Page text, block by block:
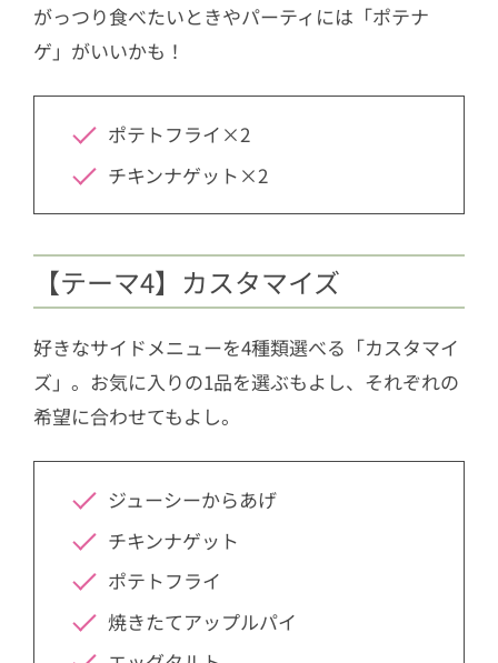
がっつり食べたいときやパーティには「ポテナ
ゲ」がいいかも！
ポテトフライ×2
チキンナゲット×2
【テーマ4】カスタマイズ
好きなサイドメニューを4種類選べる「カスタマイ
ズ」。お気に入りの1品を選ぶもよし、それぞれの
希望に合わせてもよし。
ジューシーからあげ
チキンナゲット
ポテトフライ
焼きたてアップルパイ